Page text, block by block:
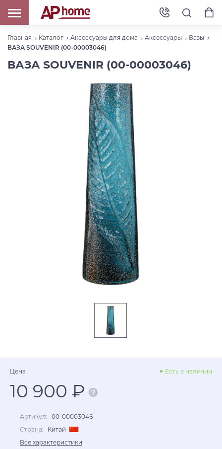
Главная Каталог Аксессуары для дома Аксессуары
Вазы
ВАЗА SOUVENIR (00-00003046)
ВАЗА SOUVENIR (00-00003046)
Цена Есть в наличии
10 900 ₽
Артикул: 00-00003046
Страна:
Китай
Все характеристики